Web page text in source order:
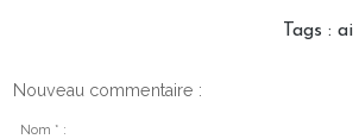
Tags :
Nouveau commentaire :
Nom * :